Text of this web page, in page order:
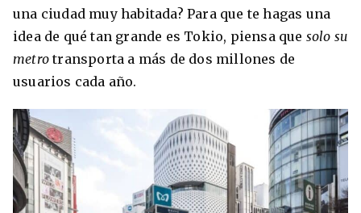
una ciudad muy habitada? Para que te hagas una
idea de qué tan grande es Tokio, piensa que solo su
metrotransporta a más de dos millones de
usuarios cada año.